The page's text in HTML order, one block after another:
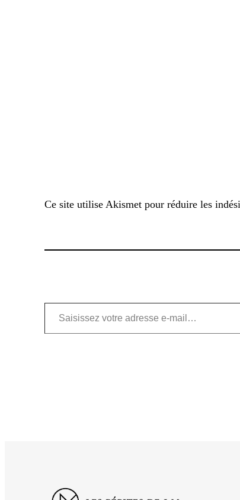
Ce site utilise Akismet pour réduire les
Saisissez votre adresse e-mail…